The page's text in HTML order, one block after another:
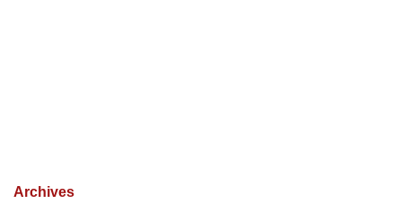
Archives